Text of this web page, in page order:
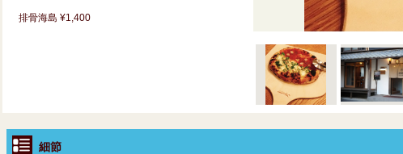
排骨海島 ¥1,400
細節